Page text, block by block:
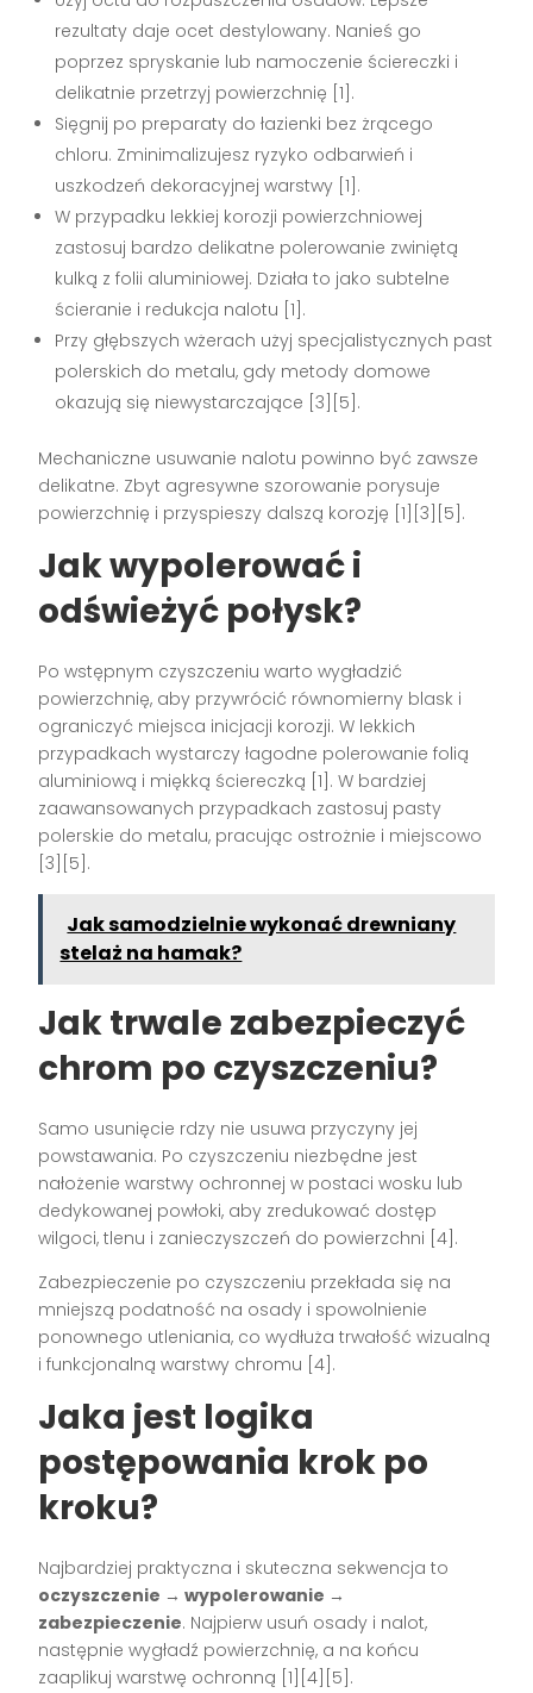
rezultaty daje ocet destylowany. Nanieś go
poprzez spryskanie lub namoczenie ściereczki i
delikatnie przetrzyj powierzchnię [1].
Sięgnij po preparaty do łazienki bez żrącego
chloru. Zminimalizujesz ryzyko odbarwień i
uszkodzeń dekoracyjnej warstwy [1].
W przypadku lekkiej korozji powierzchniowej
zastosuj bardzo delikatne polerowanie zwiniętą
kulką z folii aluminiowej. Działa to jako subtelne
ścieranie i redukcja nalotu [1].
Przy głębszych wżerach użyj specjalistycznych past
polerskich do metalu, gdy metody domowe
okazują się niewystarczające [3][5].
Mechaniczne usuwanie nalotu powinno być zawsze
delikatne. Zbyt agresywne szorowanie porysuje
powierzchnię i przyspieszy dalszą korozję [1][3][5].
Jak wypolerować i
odświeżyć połysk?
Po wstępnym czyszczeniu warto wygładzić
powierzchnię, aby przywrócić równomierny blask i
ograniczyć miejsca inicjacji korozji. W lekkich
przypadkach wystarczy łagodne polerowanie folią
aluminiową i miękką ściereczką [1]. W bardziej
zaawansowanych przypadkach zastosuj pasty
polerskie do metalu, pracując ostrożnie i miejscowo
[3][5].
Jak samodzielnie wykonać drewniany
stelaż na hamak?
Jak trwale zabezpieczyć
chrom po czyszczeniu?
Samo usunięcie rdzy nie usuwa przyczyny jej
powstawania. Po czyszczeniu niezbędne jest
nałożenie warstwy ochronnej w postaci wosku lub
dedykowanej powłoki, aby zredukować dostęp
wilgoci, tlenu i zanieczyszczeń do powierzchni [4].
Zabezpieczenie po czyszczeniu przekłada się na
mniejszą podatność na osady i spowolnienie
ponownego utleniania, co wydłuża trwałość wizualną
i funkcjonalną warstwy chromu [4].
Jaka jest logika
postępowania krok po
kroku?
Najbardziej praktyczna i skuteczna sekwencja to
oczyszczenie → wypolerowanie →
zabezpieczenie. Najpierw usuń osady i nalot,
następnie wygładź powierzchnię, a na końcu
zaaplikuj warstwę ochronną [1][4][5].